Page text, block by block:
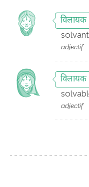
विलायक
solvant
adjectif
विलायक
adjectif